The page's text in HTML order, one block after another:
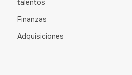
talentos
Finanzas
Adquisiciones